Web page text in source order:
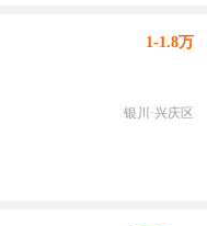
1-1.8万
银川·兴庆区